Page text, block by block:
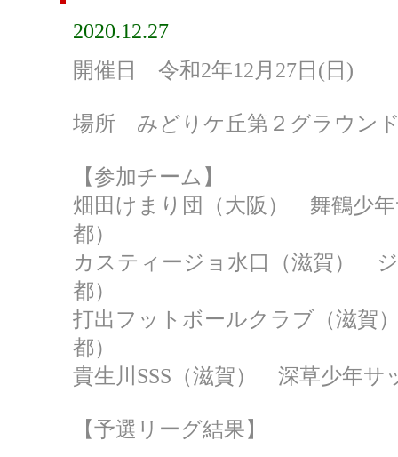
2020.12.27
開催日 令和2年12月27日(日)
場所 みどりケ丘第２グラウン
【参加チーム】
畑田けまり団（大阪） 舞鶴少
都）
カスティージョ水口（滋賀）
都）
打出フットボールクラブ（滋賀
都）
貴生川SSS（滋賀） 深草少年サ
【予選リーグ結果】